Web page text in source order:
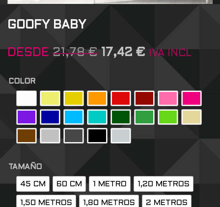
GOOFY BABY
DESDE 21,78€ 17,42 € IVA INCL
COLOR
TAMAÑO
45 CM 60 CM 1 METRO 1,20 METROS
1,50 METROS 1,80 METROS 2 METROS